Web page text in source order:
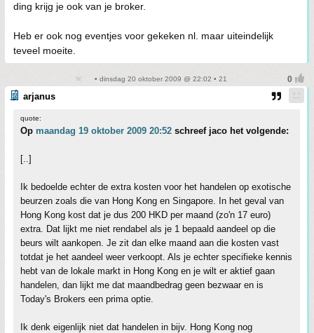
ding krijg je ook van je broker.
Heb er ook nog eventjes voor gekeken nl. maar uiteindelijk
teveel moeite.
• dinsdag 20 oktober 2009 @ 22:02 • 21
arjanus
quote:
Op maandag 19 oktober 2009 20:52 schreef jaco het volgende:
[..]
Ik bedoelde echter de extra kosten voor het handelen op exotische
beurzen zoals die van Hong Kong en Singapore. In het geval van
Hong Kong kost dat je dus 200 HKD per maand (zo'n 17 euro)
extra. Dat lijkt me niet rendabel als je 1 bepaald aandeel op die
beurs wilt aankopen. Je zit dan elke maand aan die kosten vast
totdat je het aandeel weer verkoopt. Als je echter specifieke kennis
hebt van de lokale markt in Hong Kong en je wilt er aktief gaan
handelen, dan lijkt me dat maandbedrag geen bezwaar en is
Today's Brokers een prima optie.
Ik denk eigenlijk niet dat handelen in bijv. Hong Kong nog